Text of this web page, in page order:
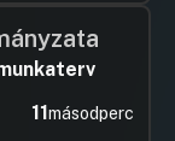
11másodperc